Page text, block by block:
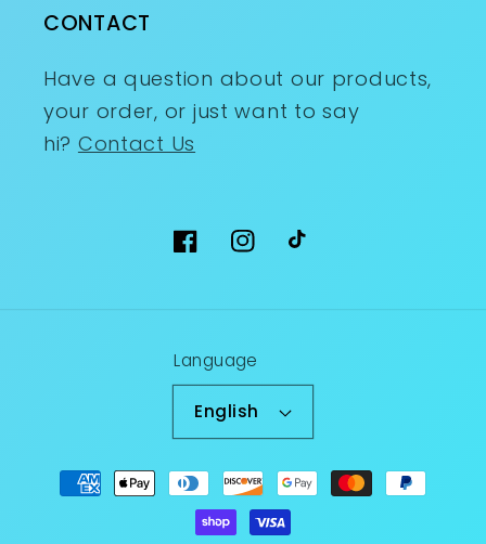
CONTACT
Have a question about our products,
your order, or just want to say
hi? Contact Us
FacebookInstagram
TikTok
Language
English
Payment
methods